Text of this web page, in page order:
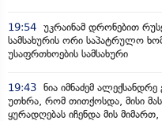
19:54 უკრაინამ დრონებით
სამსახურის ორი საპატრულო
უსაფრთხოების სამსახური
19:43 ნია იმნაძემ
უთხრა, რომ თითქოსდა, მისი
ყურადღებას იჩენდა მის